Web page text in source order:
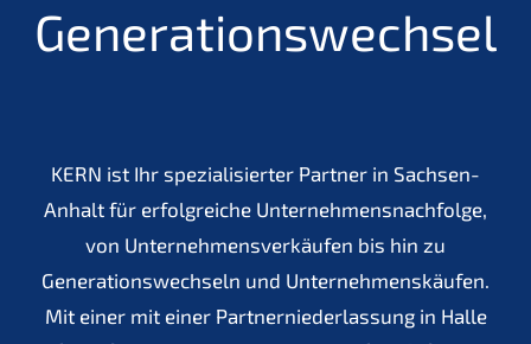
Generationswechsel
KERN ist Ihr spezialisierter Partner in Sachsen-
Anhalt für erfolgreiche Unternehmensnachfolge,
von Unternehmensverkäufen bis hin zu
Generationswechseln und Unternehmenskäufen.
Mit einer mit einer Partnerniederlassung in Halle